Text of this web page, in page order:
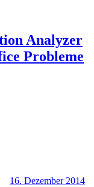
Analyzer
Probleme
16. Dezember 2014